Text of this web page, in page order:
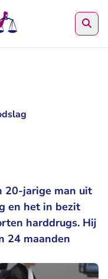
20-jarige man uit
en het in bezit
harddrugs. Hij
24 maanden